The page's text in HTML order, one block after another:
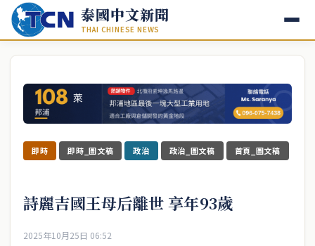
泰國中文新聞
THAI CHINESE NEWS
即時 即時_圖文稿 政治 政治_圖文稿 首頁_圖文稿
詩麗吉國王母后離世 享年93歲
2025年10月25日 06:52